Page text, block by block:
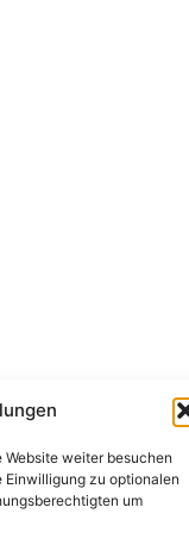
weiter besuchen
Einwilligung zu optionalen
um